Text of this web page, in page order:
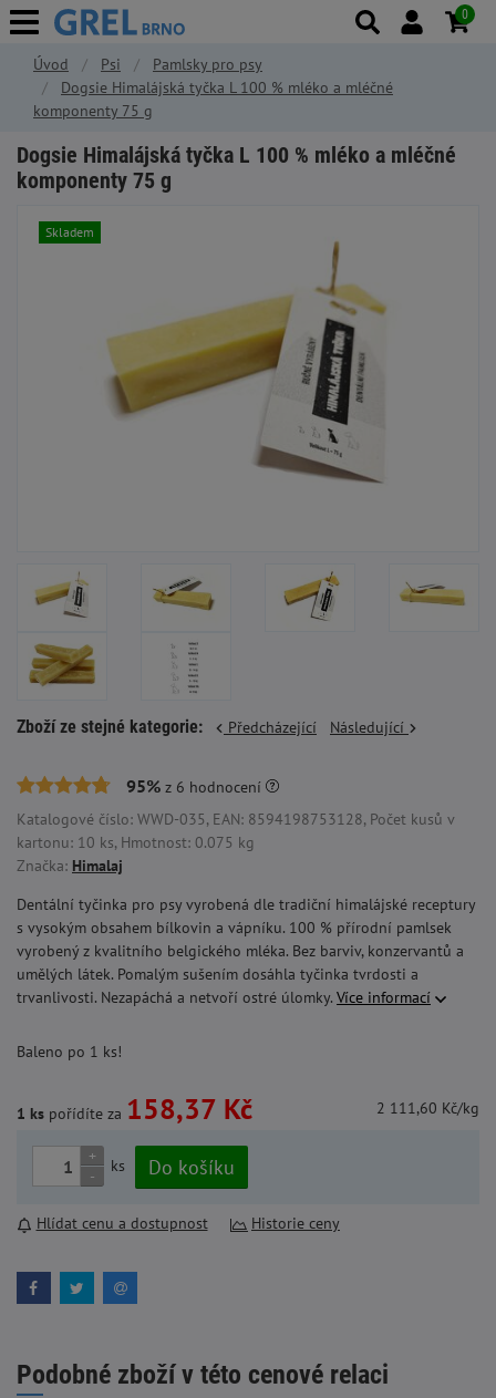
Úvod Psi
Pamlsky pro psy
Dogsie Himalájská tyčka L 100 % mléko a mléčné
komponenty 75 g
Dogsie Himalájská tyčka L 100 % mléko a mléčné
komponenty 75 g
Skladem
Zboží ze stejné kategorie: Předcházející Následující
95% z 6 hodnocení
Katalogové číslo: WWD-035, EAN: 8594198753128, Počet kusů v
kartonu: 10 ks, Hmotnost: 0.075 kg
Značka: Himalaj
Dentální tyčinka pro psy vyrobená dle tradiční himalájské receptury
s vysokým obsahem bílkovin a vápníku. 100 % přírodní pamlsek
vyrobený z kvalitního belgického mléka. Bez barviv, konzervantů a
umělých látek. Pomalým sušením dosáhla tyčinka tvrdosti a
trvanlivosti. Nezapáchá a netvoří ostré úlomky. Více informací
Baleno po 1 ks!
1 ks pořídíte za 158,37 Kč 2 111,60 Kč/kg
+
-
ks Do košíku
Hlídat cenu a dostupnost Historie ceny
Podobné zboží v této cenové relaci
0